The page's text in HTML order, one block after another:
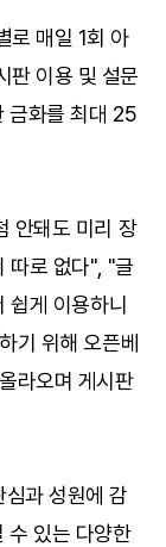
로 매일 1회 아
판 이용 및 설문
금화를 최대 25
안돼도 미리 장
따로 없다", "글
쉽게 이용하니
기 위해 오픈베
라오며 게시판
과 성원에 감
수 있는 다양한